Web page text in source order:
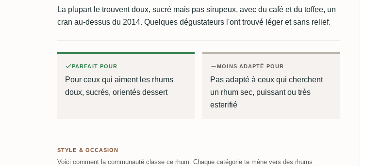
La plupart le trouvent doux, sucré mais pas sirupeux, avec du café et du toffee, un
cran au-dessus du 2014. Quelques dégustateurs l'ont trouvé léger et sans relief.
PARFAIT POUR
Pour ceux qui aiment les rhums
doux, sucrés, orientés dessert
MOINS ADAPTÉ POUR
Pas adapté à ceux qui cherchent
un rhum sec, puissant ou très
esterifié
STYLE & OCCASION
Voici comment la communauté classe ce rhum. Chaque catégorie te mène vers des rhums